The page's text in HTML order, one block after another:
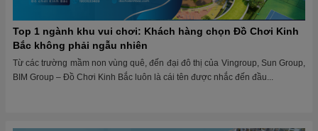
Top 1 ngành khu vui chơi: Khách hàng chọn Đồ Chơi Kinh
Bắc không phải ngẫu nhiên
Từ các trường mầm non vùng quê, đến đại đô thị của Vingroup, Sun Group,
BIM Group – Đồ Chơi Kinh Bắc luôn là cái tên được nhắc đến đầu...